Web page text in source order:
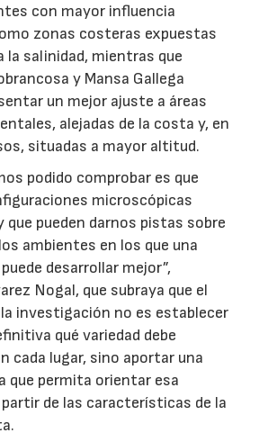
con mayor influencia
zonas costeras expuestas
la salinidad, mientras que
y Mansa Gallega
un mejor ajuste a áreas
alejadas de la costa y, en
situadas a mayor altitud.
podido comprobar es que
microscópicas
que pueden darnos pistas sobre
ambientes en los que una
desarrollar mejor”,
Nogal, que subraya que el
investigación no es establecer
qué variedad debe
cada lugar, sino aportar una
que permita orientar esa
de las características de la